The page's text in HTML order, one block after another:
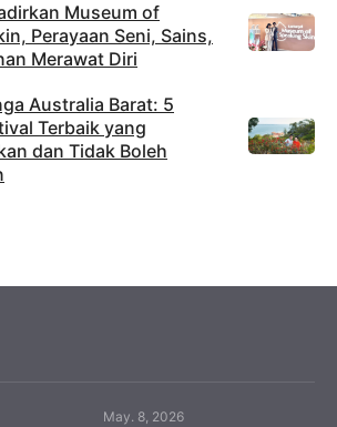
Museum of
Perayaan Seni, Sains,
Merawat Diri
Australia Barat: 5
Terbaik yang
dan Tidak Boleh
May. 8, 2026